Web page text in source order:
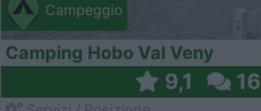
Campeggio
Camping Hobo Val Veny
9,1 16